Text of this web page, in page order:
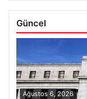
Güncel
Ağustos 6, 2026